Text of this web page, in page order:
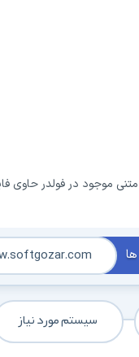
موجود در فولدر حاوی
سیستم مورد نیاز